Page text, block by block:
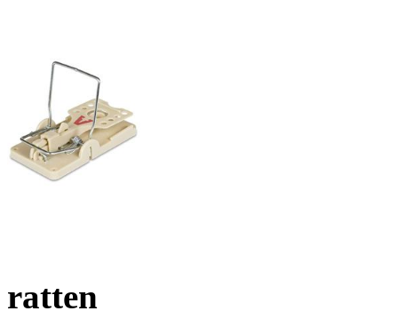
ratten